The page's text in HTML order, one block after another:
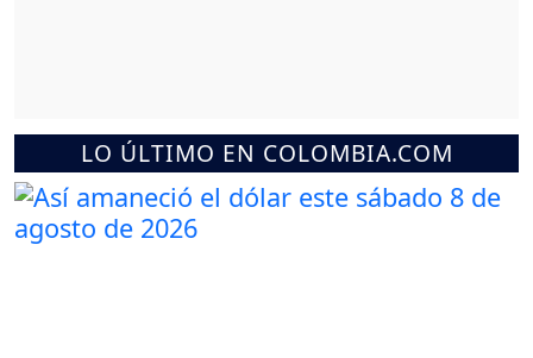
LO ÚLTIMO EN COLOMBIA.COM